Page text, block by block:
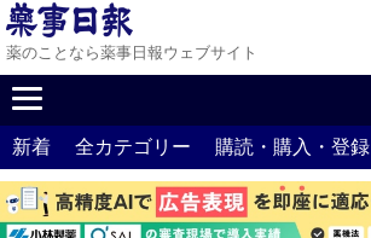
薬のことなら薬事日報ウェブサイト
新着 全カテゴリー 購読・購入・登録